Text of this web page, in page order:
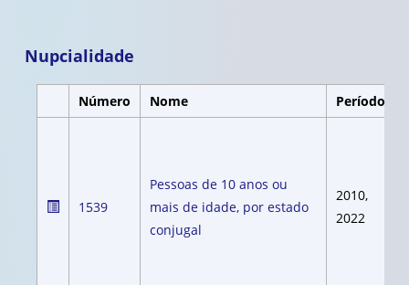
Nupcialidade
Número Nome Período
1539
Pessoas de 10 anos ou
mais de idade, por estado
conjugal
2010,
2022